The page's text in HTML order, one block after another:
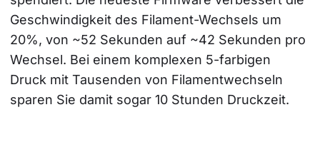
Geschwindigkeit des Filament-Wechsels um
20%, von ~52 Sekunden auf ~42 Sekunden pro
Wechsel. Bei einem komplexen 5-farbigen
Druck mit Tausenden von Filamentwechseln
sparen Sie damit sogar 10 Stunden Druckzeit.